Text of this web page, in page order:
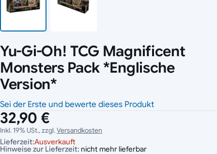
Yu-Gi-Oh! TCG Magnificent
Monsters Pack *Englische
Version*
Sei der Erste und bewerte dieses Produkt
32,90 €
Inkl. 19% USt., zzgl.Versandkosten
Lieferzeit:Ausverkauft
Hinweise zur Lieferzeit: nicht mehr lieferbar